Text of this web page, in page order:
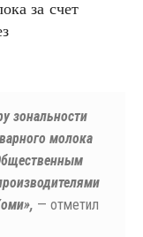
за счет
зональности
молока
— отметил